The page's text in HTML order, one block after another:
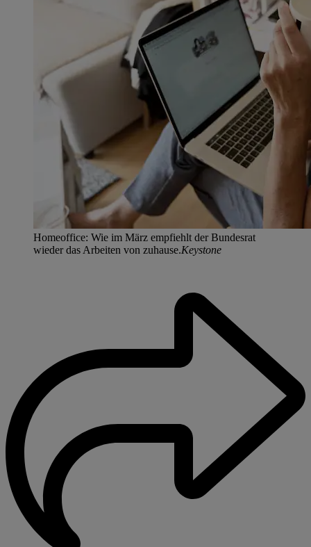
Homeoffice: Wie im März empfiehlt der Bundesrat
wieder das Arbeiten von zuhause.Keystone